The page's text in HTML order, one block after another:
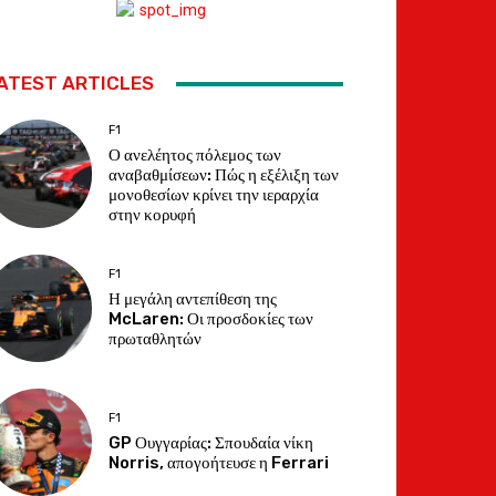
ARTICLES
F1
Ο ανελέητος πόλεμος των
αναβαθμίσεων: Πώς η εξέλιξη των
μονοθεσίων κρίνει την ιεραρχία
στην κορυφή
F1
Η μεγάλη αντεπίθεση της
McLaren: Οι προσδοκίες των
πρωταθλητών
F1
GP Ουγγαρίας: Σπουδαία νίκη
Norris, απογοήτευσε η Ferrari